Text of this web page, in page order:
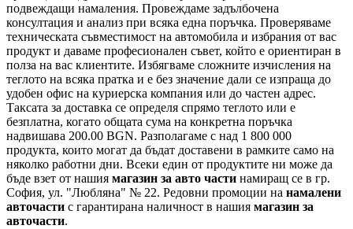
подвеждащи намаления. Провеждаме задълбочена
консултация и анализ при всяка една поръчка. Проверяваме
техническата съвместимост на автомобила и избрания от вас
продукт и даваме професионален съвет, който е ориентиран в
полза на вас клиентите. Избягваме сложните изчисления на
теглото на всяка пратка и е без значение дали се изпраща до
удобен офис на куриерска компания или до частен адрес.
Таксата за доставка се определя спрямо теглото или е
безплатна, когато общата сума на конкретна поръчка
надвишава 200.00 BGN. Разполагаме с над 1 800 000
продукта, които могат да бъдат доставени в рамките само на
няколко работни дни. Всеки един от продуктите ни може да
бъде взет от нашия магазин за авто части намиращ се в гр.
София, ул. "Любляна" № 22. Редовни промоции на намалени
авточасти с гарантирана наличност в нашия магазин за
авточасти.